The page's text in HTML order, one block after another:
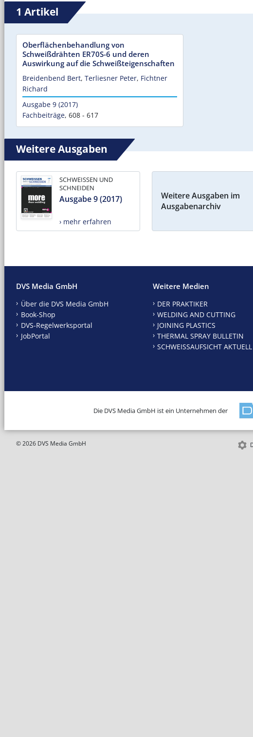
1 Artikel
Oberflächenbehandlung von
Schweißdrähten ER70S-6 und deren
Auswirkung auf die Schweißteigenschaften
Breidenbend Bert, Terliesner Peter, Fichtner
Richard
Ausgabe 9 (2017)
Fachbeiträge, 608 - 617
Weitere Ausgaben
SCHWEISSEN UND
SCHNEIDEN
Ausgabe 9 (2017)
› mehr erfahren
Weitere Ausgaben im
Ausgabenarchiv
DVS Media GmbH
Über die DVS Media GmbH
Book-Shop
DVS-Regelwerksportal
JobPortal
Weitere Medien
DER PRAKTIKER
WELDING AND CUTTING
JOINING PLASTICS
THERMAL SPRAY BULLETIN
SCHWEISSAUFSICHT AKTUELL
Die DVS Media GmbH ist ein Unternehmen der
© 2026 DVS Media GmbH